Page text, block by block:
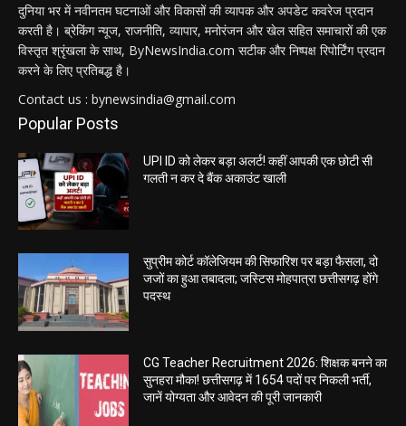
दुनिया भर में नवीनतम घटनाओं और विकासों की व्यापक और अपडेट कवरेज प्रदान
करती है। ब्रेकिंग न्यूज, राजनीति, व्यापार, मनोरंजन और खेल सहित समाचारों की एक
विस्तृत श्रृंखला के साथ, ByNewsIndia.com सटीक और निष्पक्ष रिपोर्टिंग प्रदान
करने के लिए प्रतिबद्ध है।
Contact us : bynewsindia@gmail.com
Popular Posts
UPI ID को लेकर बड़ा अलर्ट! कहीं आपकी एक छोटी सी
गलती न कर दे बैंक अकाउंट खाली
सुप्रीम कोर्ट कॉलेजियम की सिफारिश पर बड़ा फैसला, दो
जजों का हुआ तबादला; जस्टिस मोहपात्रा छत्तीसगढ़ होंगे
पदस्थ
CG Teacher Recruitment 2026: शिक्षक बनने का
सुनहरा मौका! छत्तीसगढ़ में 1654 पदों पर निकली भर्ती,
जानें योग्यता और आवेदन की पूरी जानकारी